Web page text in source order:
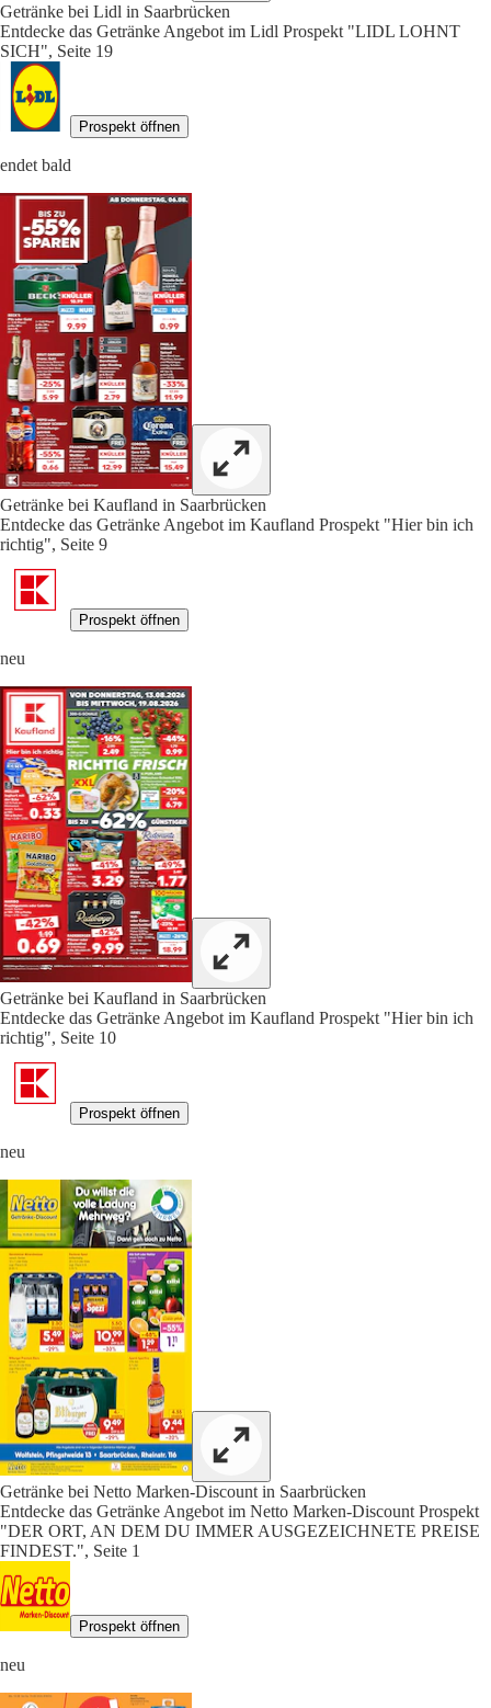
Getränke bei Lidl in Saarbrücken
Entdecke das Getränke Angebot im Lidl Prospekt "LIDL LOHNT
SICH", Seite 19
Prospekt öffnen
endet bald
Getränke bei Kaufland in Saarbrücken
Entdecke das Getränke Angebot im Kaufland Prospekt "Hier bin ich
richtig", Seite 9
Prospekt öffnen
neu
Getränke bei Kaufland in Saarbrücken
Entdecke das Getränke Angebot im Kaufland Prospekt "Hier bin ich
richtig", Seite 10
Prospekt öffnen
neu
Getränke bei Netto Marken-Discount in Saarbrücken
Entdecke das Getränke Angebot im Netto Marken-Discount Prospekt
"DER ORT, AN DEM DU IMMER AUSGEZEICHNETE PREISE
FINDEST.", Seite 1
Prospekt öffnen
neu